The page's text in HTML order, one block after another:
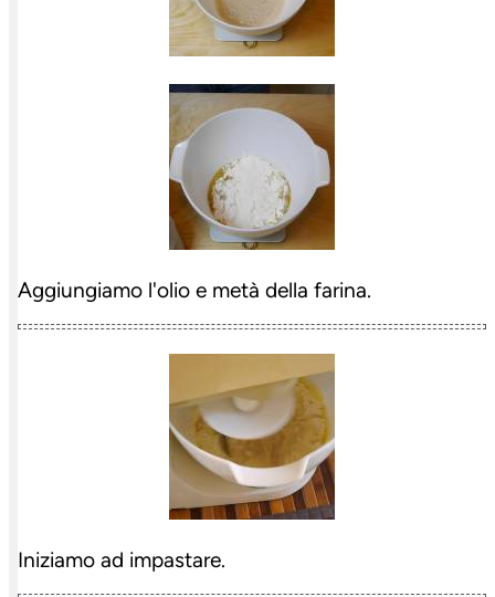
Aggiungiamo l'olio e metà della farina.
Iniziamo ad impastare.